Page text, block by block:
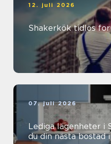
12. juli 2026
Shakerkök
07. juli 2026
Lediga lägenheter i
du din nästa bostad